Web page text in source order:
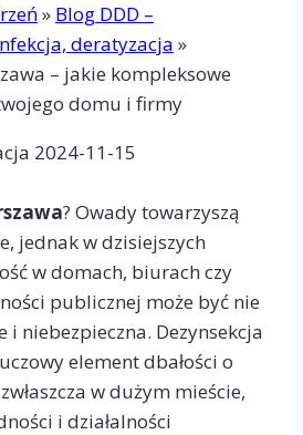
» Blog DDD –
deratyzacja »
– jakie kompleksowe
domu i firmy
2024-11-15
? Owady towarzyszą
jednak w dzisiejszych
w domach, biurach czy
publicznej może być nie
i niebezpieczna. Dezynsekcja
element dbałości o
w dużym mieście,
i działalności